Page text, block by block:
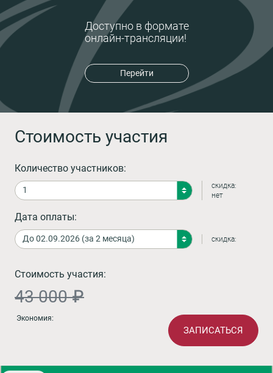
Доступно в формате
онлайн-трансляции!
Перейти
Стоимость участия
Количество участников:
скидка:
нет
Дата оплаты:
скидка:
Стоимость участия:
43 000 ₽
Экономия:
ЗАПИСАТЬСЯ